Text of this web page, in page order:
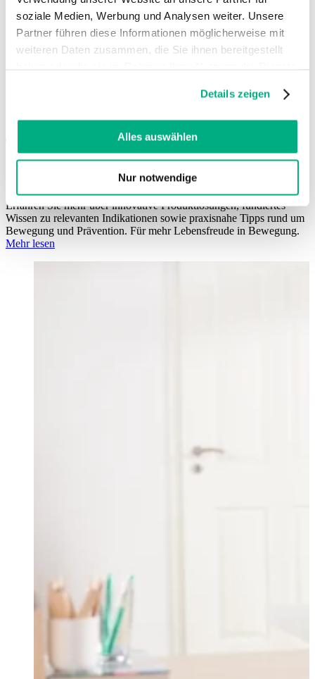
soziale Medien, Werbung und Analysen weiter. Unsere
Partner führen diese Informationen möglicherweise mit
weiteren Daten zusammen, die Sie ihnen bereitgestellt
Cookies, wenn Sie unsere Webseite weiterhin nutzen.
Weitere Informationen finden Sie in
DatenschutzerklärungundImpressum
Details zeigen
Alles auswählen
Nur notwendige
Nederlands (België)
Polski
Português
Português (Brasil)
Social Media
Erfahren Sie mehr über innovative Produktlösungen, fundiertes
Wissen zu relevanten Indikationen sowie praxisnahe Tipps rund um
Bewegung und Prävention. Für mehr Lebensfreude in Bewegung.
Mehr lesen